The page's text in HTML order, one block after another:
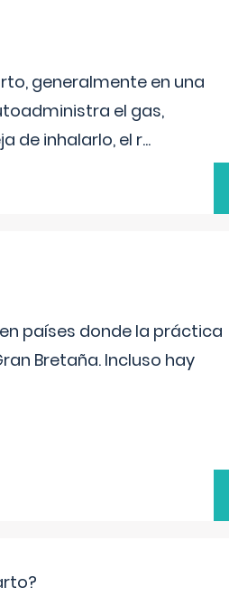
generalmente en una
el gas,
de inhalarlo, el r...
países donde la práctica
Bretaña. Incluso hay